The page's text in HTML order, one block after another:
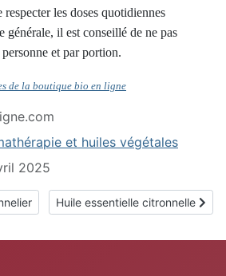
respecter les doses quotidiennes
générale, il est conseillé de ne pas
et par portion.
de la boutique bio en ligne
et huiles végétales
2025
essentielle cannelier
Article suivant : Huile essentielle
Huile essentielle citronnelle